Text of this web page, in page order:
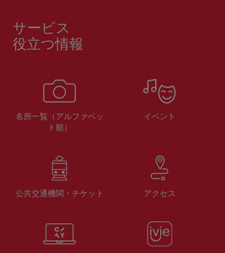
サービス
役立つ情報
名所一覧（アルファベッ
ト順）
イベント
公共交通機関・チケット アクセス